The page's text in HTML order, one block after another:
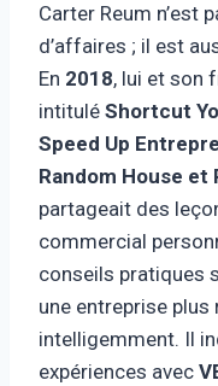
Carter Reum n’est
d’affaires ; il est
En 2018, lui et son
intitulé Shortcut
Speed Up
Random House et
partageait des
commercial
conseils pratiques
une entreprise
intelligemment. Il
expériences avec